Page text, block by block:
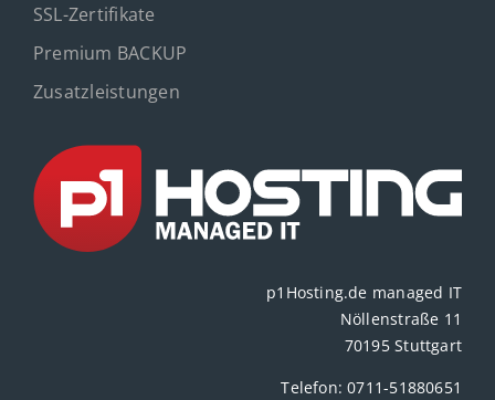
SSL-Zertifikate
Premium BACKUP
Zusatzleistungen
p1Hosting.de managed IT
Nöllenstraße 11
70195 Stuttgart
Telefon:0711-51880651